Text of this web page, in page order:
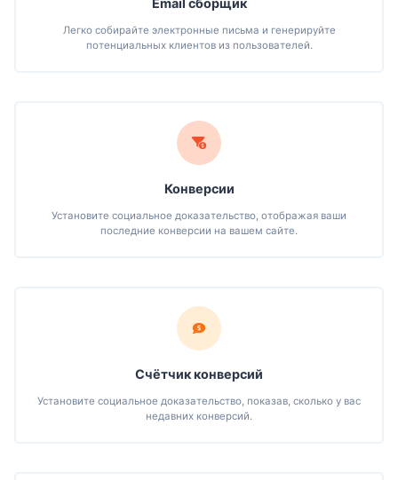
Email сборщик
Легко собирайте электронные письма и генерируйте
потенциальных клиентов из пользователей.
Конверсии
Установите социальное доказательство, отображая ваши
последние конверсии на вашем сайте.
Счётчик конверсий
Установите социальное доказательство, показав, сколько у вас
недавних конверсий.